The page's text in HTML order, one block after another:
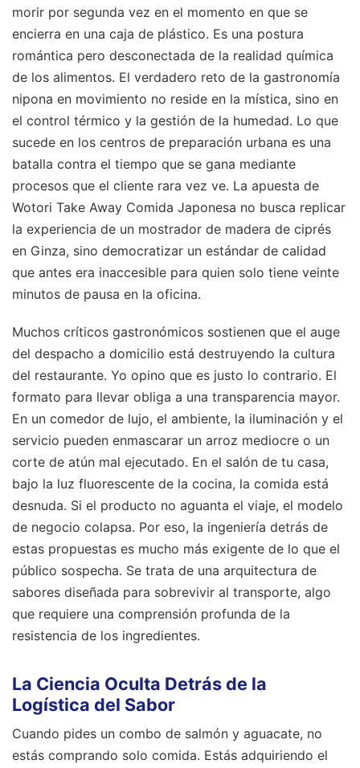
morir por segunda vez en el momento en que se
encierra en una caja de plástico. Es una postura
romántica pero desconectada de la realidad química
de los alimentos. El verdadero reto de la gastronomía
nipona en movimiento no reside en la mística, sino en
el control térmico y la gestión de la humedad. Lo que
sucede en los centros de preparación urbana es una
batalla contra el tiempo que se gana mediante
procesos que el cliente rara vez ve. La apuesta de
Wotori Take Away Comida Japonesa no busca replicar
la experiencia de un mostrador de madera de ciprés
en Ginza, sino democratizar un estándar de calidad
que antes era inaccesible para quien solo tiene veinte
minutos de pausa en la oficina.
Muchos críticos gastronómicos sostienen que el auge
del despacho a domicilio está destruyendo la cultura
del restaurante. Yo opino que es justo lo contrario. El
formato para llevar obliga a una transparencia mayor.
En un comedor de lujo, el ambiente, la iluminación y el
servicio pueden enmascarar un arroz mediocre o un
corte de atún mal ejecutado. En el salón de tu casa,
bajo la luz fluorescente de la cocina, la comida está
desnuda. Si el producto no aguanta el viaje, el modelo
de negocio colapsa. Por eso, la ingeniería detrás de
estas propuestas es mucho más exigente de lo que el
público sospecha. Se trata de una arquitectura de
sabores diseñada para sobrevivir al transporte, algo
que requiere una comprensión profunda de la
resistencia de los ingredientes.
La Ciencia Oculta Detrás de la
Logística del Sabor
Cuando pides un combo de salmón y aguacate, no
estás comprando solo comida. Estás adquiriendo el